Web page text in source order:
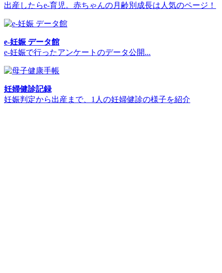
出産したらe-育児。赤ちゃんの月齢別成長は人気のページ！
e-妊娠 データ館
e-妊娠で行ったアンケートのデータ公開...
妊婦健診記録
妊娠判定から出産まで、1人の妊婦健診の様子を紹介